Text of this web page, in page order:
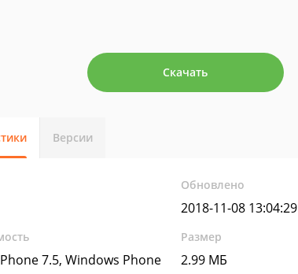
Скачать
Версии
Обновлено
2018-11-08 13:04:29
7.5, Windows Phone
Размер
2.99 МБ